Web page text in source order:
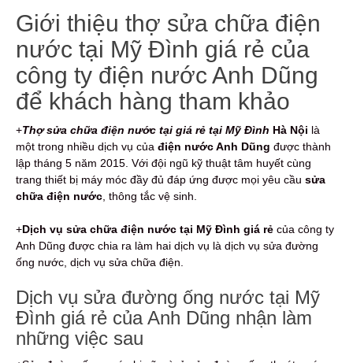
Giới thiệu thợ sửa chữa điện
nước tại Mỹ Đình giá rẻ của
công ty điện nước Anh Dũng
để khách hàng tham khảo
+Thợ sửa chữa điện nước tại giá rẻ tại Mỹ Đình Hà Nội là
một trong nhiều dịch vụ của điện nước Anh Dũng được thành
lập tháng 5 năm 2015. Với đội ngũ kỹ thuật tâm huyết cùng
trang thiết bị máy móc đầy đủ đáp ứng được mọi yêu cầu sửa
chữa điện nước , thông tắc vệ sinh.
+Dịch vụ sửa chữa điện nước tại Mỹ Đình giá rẻ của công ty
Anh Dũng được chia ra làm hai dịch vụ là dịch vụ sửa đường
ống nước, dịch vụ sửa chữa điện.
Dịch vụ sửa đường ống nước tại Mỹ
Đình giá rẻ của Anh Dũng nhận làm
những việc sau